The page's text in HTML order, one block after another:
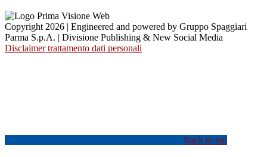
Copyright 2026 | Engineered and powered by Gruppo Spaggiari
Parma S.p.A. | Divisione Publishing & New Social Media
Disclaimer trattamento dati personali
Back to top